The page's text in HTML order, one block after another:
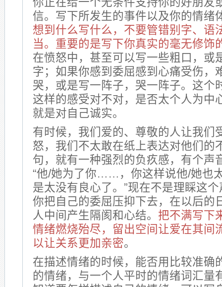
信。写下所发生的事件以及你的情绪
想到什么写什么，不要管错别字、语
当。重要的是写下你真实的毫无修饰
在愤怒中，甚至可以写一些粗口，或
字；如果你感到委屈感到心痛受伤，
哭，或是写一阵子，哭一阵子。这个
这样的感受对不对，是否太个人为中
就是对自己诚实。
有时候，我们爱的、尊敬的人让我们
怒，我们不太敢在纸上表达对他们的
句，就有一种强烈的负疚感，有个声
“他/她为了你……，你这样说他/她也
是太没有良心了。”现在不是理睬这
你把自己的委屈压抑下去，在以后的
人中间产生隔阂和心结。 把不满写下
情绪燃烧殆尽，留出空间让爱在其间
以让关系更加亲密。
在描述情绪的时候，能否用比较准确
的情绪，与一个人平时的情绪词汇量